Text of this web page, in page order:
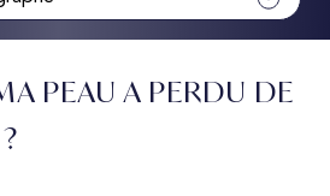
PEAU A PERDU DE